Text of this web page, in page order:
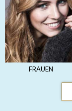
FRAUEN